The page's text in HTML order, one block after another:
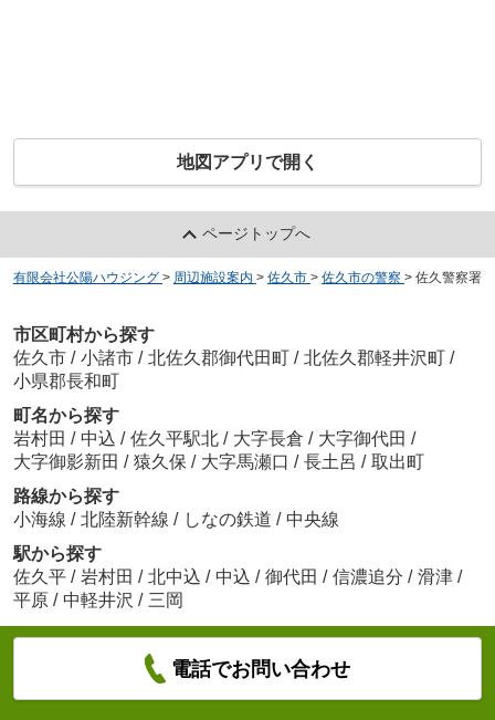
地図アプリで開く
ページトップへ
有限会社公陽ハウジング > 周辺施設案内 > 佐久市 > 佐久市の警察 > 佐久警察署
市区町村から探す
佐久市 / 小諸市 / 北佐久郡御代田町 / 北佐久郡軽井沢町 /
小県郡長和町
町名から探す
岩村田 / 中込 / 佐久平駅北 / 大字長倉 / 大字御代田 /
大字御影新田 / 猿久保 / 大字馬瀬口 / 長土呂 / 取出町
路線から探す
小海線 / 北陸新幹線 / しなの鉄道 / 中央線
駅から探す
佐久平 / 岩村田 / 北中込 / 中込 / 御代田 / 信濃追分 / 滑津 /
平原 / 中軽井沢 / 三岡
電話でお問い合わせ